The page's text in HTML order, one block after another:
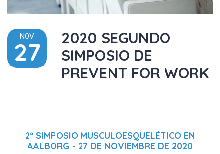
NOV
27
2020 SEGUNDO
SIMPOSIO DE
PREVENT FOR WORK
2º SIMPOSIO MUSCULOESQUELÉTICO EN
AALBORG - 27 DE NOVIEMBRE DE 2020